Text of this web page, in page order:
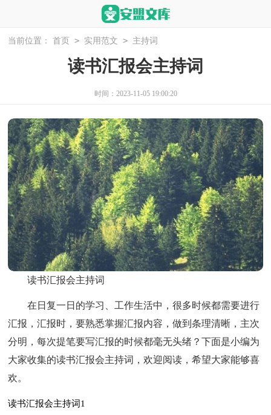
当前位置： 首页 > 实用范文 > 主持词
读书汇报会主持词
时间：2023-11-05 19:00:20
读书汇报会主持词
在日复一日的学习、工作生活中，很多时候都需要进行
汇报，汇报时，要熟悉掌握汇报内容，做到条理清晰，主次
分明，每次提笔要写汇报的时候都毫无头绪？下面是小编为
大家收集的读书汇报会主持词，欢迎阅读，希望大家能够喜
欢。
读书汇报会主持词1